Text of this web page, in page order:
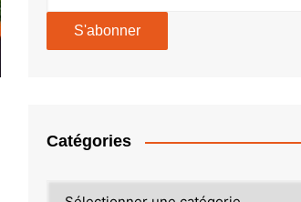
Catégories